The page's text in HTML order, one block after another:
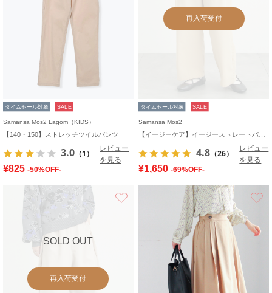
タイムセール対象 SALE
Samansa Mos2 Lagom（KIDS）
【140・150】ストレッチツイルパンツ
3.0 （1）
レビュー
を見る
¥825 -50%OFF-
再入荷受付
タイムセール対象 SALE
Samansa Mos2
4.8 （26）
レビュー
を見る
¥1,650 -69%OFF-
SOLD OUT
再入荷受付